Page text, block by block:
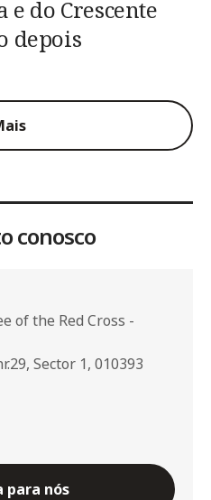
do Crescente
depois
conosco
of the Red Cross -
Sector 1, 010393
para nós